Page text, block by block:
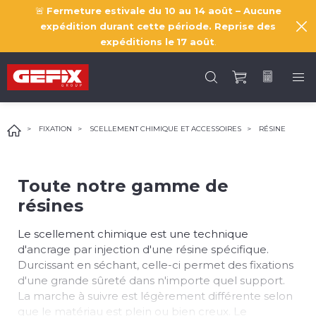
🚨 Fermeture estivale du 10 au 14 août – Aucune
expédition durant cette période. Reprise des
expéditions le 17 août
FIXATION SCELLEMENT CHIMIQUE ET ACCESSOIRES RÉSINE
Toute notre gamme de
résines
Le scellement chimique est une technique
d'ancrage par injection d'une résine spécifique.
Durcissant en séchant, celle-ci permet des fixations
d'une grande sûreté dans n'importe quel support.
La marche à suivre est légèrement différente selon
que le matériau est plein ou bien creux. Le